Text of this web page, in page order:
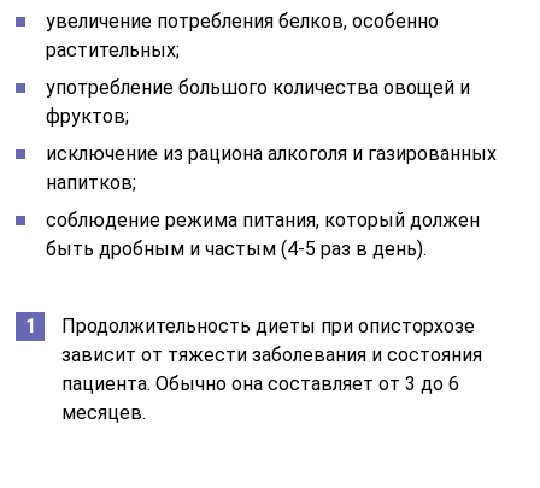
увеличение потребления белков, особенно
растительных;
употребление большого количества овощей и
фруктов;
исключение из рациона алкоголя и газированных
напитков;
соблюдение режима питания, который должен
быть дробным и частым (4-5 раз в день).
Продолжительность диеты при описторхозе
зависит от тяжести заболевания и состояния
пациента. Обычно она составляет от 3 до 6
месяцев.